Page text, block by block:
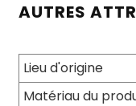
AUTRES
Lieu d'origine
Matériau du